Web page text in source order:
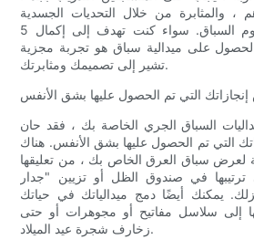
، والمثابرة من خلال التحديات الجسدية
والعقلية في يوم السباق. سواء كنت تهدف إلى إكمال 5K أو تأهل
على ميدالية سباق هو تجربة مجزية
تشير إلى تصميمك ومثابرتك.
التي تم الحصول عليها بشق الأنفس
السباق الجري الخاصة بك ، فقد حان
التي تم الحصول عليها بشق الأنفس. هناك
لعرض سباق العرق الخاص بك ، من تعليقها
في صندوق الظل أو تزيين "جدار
يمكنك أيضًا دمج ميدالياتك في حياتك
إلى سلاسل مفاتيح أو مجوهرات أو حتى
زخارف شجرة عيد الميلاد.